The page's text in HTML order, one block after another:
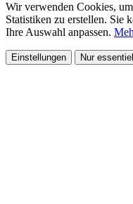
Wir verwenden Cookies,
Statistiken zu erstellen. Sie
Ihre Auswahl anpassen.
Einstellungen Nur